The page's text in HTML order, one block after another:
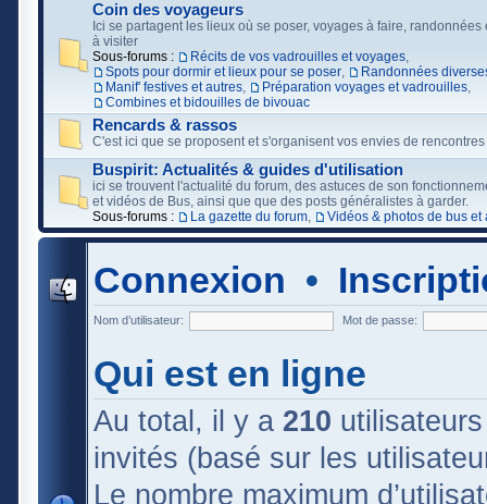
Coin des voyageurs
Ici se partagent les lieux où se poser, voyages à faire, randonnées
à visiter
Sous-forums :
Récits de vos vadrouilles et voyages,
Spots pour dormir et lieux pour se poser,
Randonnées
Manif' festives et autres, Préparation voyages et vadrouilles,
Combines et bidouilles de bivouac
Rencards & rassos
C'est ici que se proposent et s'organisent vos envies de rencontres
Buspirit: Actualités & guides d'utilisation
ici se trouvent l'actualité du forum, des astuces de son
et vidéos de Bus, ainsi que que des posts généralistes à garder.
Sous-forums :
La gazette du forum, Vidéos & photos de bus et
Connexion •
Nom d’utilisateur: Mot de passe:
Qui est en ligne
Au total, il y a 210
invités (basé sur les
Le nombre maximum